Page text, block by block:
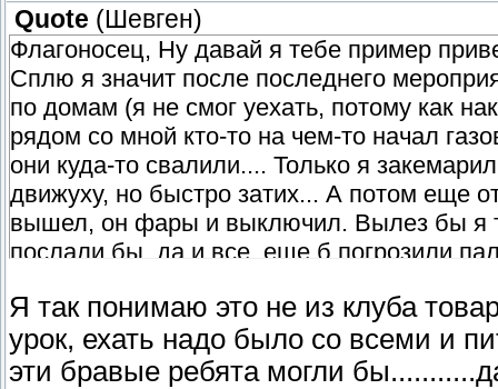
Quote ( Шевген)
Флагоносец, Ну давай я тебе пример
Сплю я значит после последнего
по домам (я не смог уехать, потому как
рядом со мной кто-то на чем-то начал
они куда-то свалили.... Только я
движуху, но быстро затих... А потом еще
вышел, он фары и выключил. Вылез бы я
послали бы, да и все, еще б погрозили
Я так понимаю это не из клуба
урок, ехать надо было со всеми и
эти бравые ребята могли